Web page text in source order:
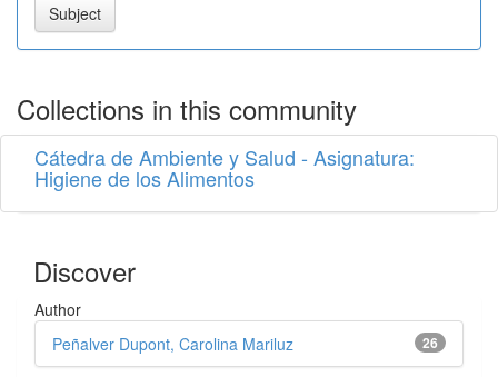
Collections in this community
Cátedra de Ambiente y Salud - Asignatura:
Higiene de los Alimentos
Discover
Author
26
Peñalver Dupont, Carolina Mariluz